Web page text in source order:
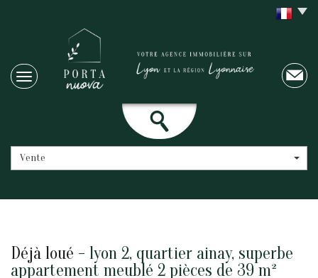
Vente
déjà loué - lyon 2, quartier ainay, superbe
appartement meublé 2 pièces de 39 m²